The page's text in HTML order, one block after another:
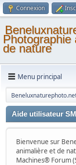
Connexion
Photographie
de nature
Menu principal
Aide utilisateur
Bienvenue sur
animalière et de
Machines® Forum